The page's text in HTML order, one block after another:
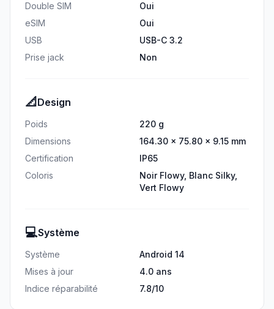
Double SIM
Oui
eSIM
Oui
USB
USB-C 3.2
Prise jack
Non
📐 Design
Poids
220 g
Dimensions
164.30 × 75.80 × 9.15 mm
Certification
IP65
Coloris
Noir Flowy, Blanc Silky,
Vert Flowy
💻Système
Système
Android 14
Mises à jour
4.0 ans
Indice réparabilité
7.8/10